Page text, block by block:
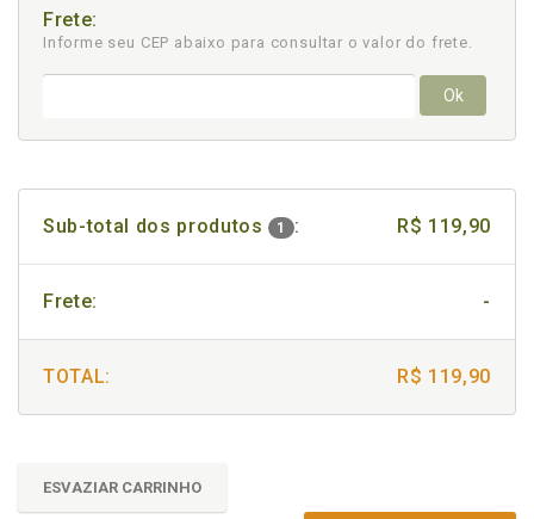
Frete:
Informe seu CEP abaixo para consultar o valor do frete.
Ok
Sub-total dos produtos 1 : R$ 119,90
Frete: -
TOTAL: R$ 119,90
ESVAZIAR CARRINHO